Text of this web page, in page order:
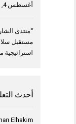
أغسطس 4, 2026
مستقبل
استراتيجية
أحدث
Elhakim